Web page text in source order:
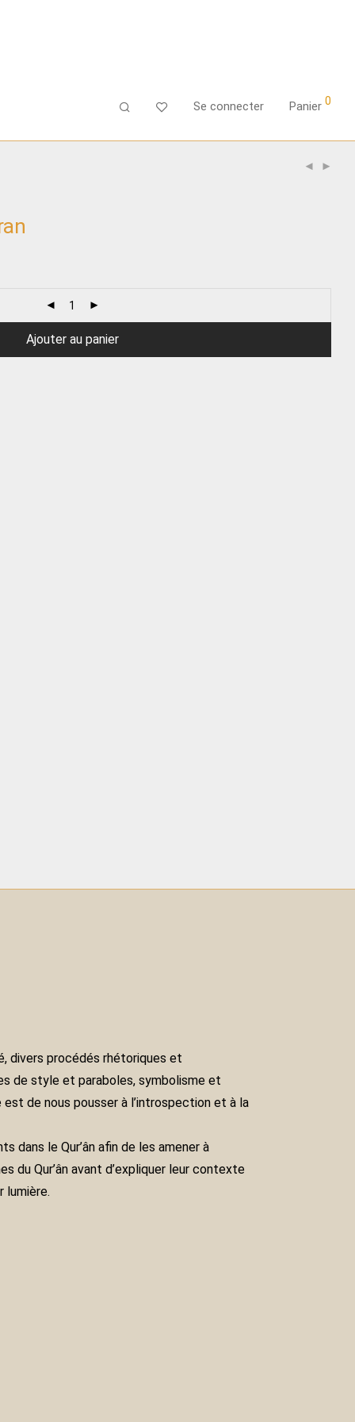
Se connecter Panier 0
Ajouter au panier
divers procédés rhétoriques et
de style et paraboles, symbolisme et
de nous pousser à l’introspection et à la
dans le Qur’ân afin de les amener à
du Qur’ân avant d’expliquer leur contexte
lumière.